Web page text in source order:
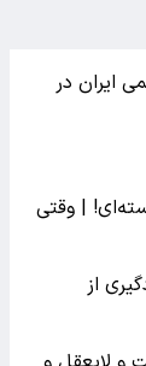
ایران در
| وقتی
۱۷ ساله | یادگیری از